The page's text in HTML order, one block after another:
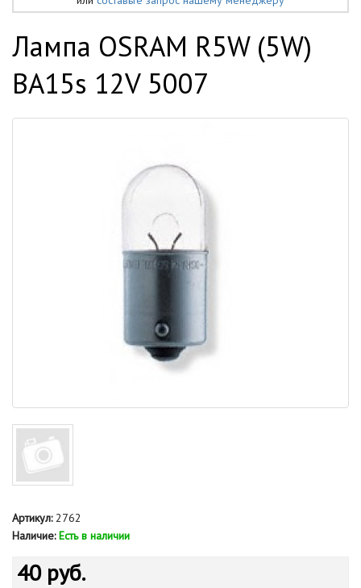
Лампа OSRAM R5W (5W)
BA15s 12V 5007
Артикул:2762
Наличие: Есть в наличии
40 руб.